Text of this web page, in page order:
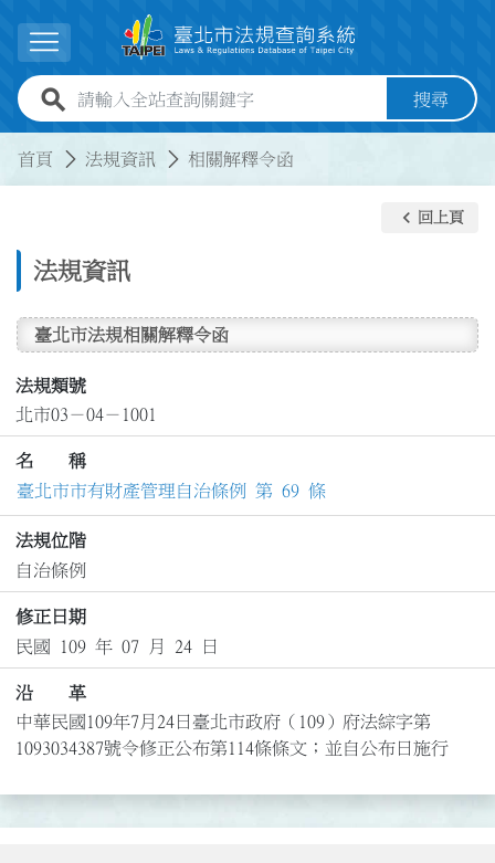
展開選單
全站查詢關鍵字欄位 搜尋
首頁 法規資訊 相關解釋令函
法規資訊
keyboard_arrow_left 回上頁
臺北市法規相關解釋令函
法規類號
北市03－04－1001
名 稱
臺北市市有財產管理自治條例 第 69 條
法規位階
自治條例
修正日期
民國 109 年 07 月 24 日
沿 革
中華民國109年7月24日臺北市政府（109）府法綜字第
1093034387號令修正公布第114條條文；並自公布日施行